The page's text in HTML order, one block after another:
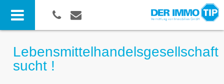
Lebensmittelhandelsgesellschaft
sucht !